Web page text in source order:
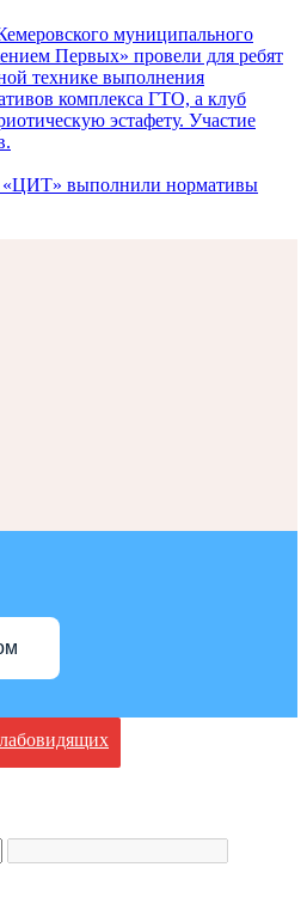
муниципального
Первых» провели для ребят
технике выполнения
комплекса ГТО, а клуб
эстафету. Участие
выполнили нормативы